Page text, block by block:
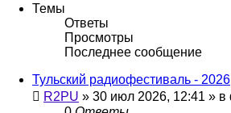
Темы
Ответы
Просмотры
Последнее сообщение
Тульский радиофестиваль - 2026
R2PU » 30 июл 2026, 12:41 » в